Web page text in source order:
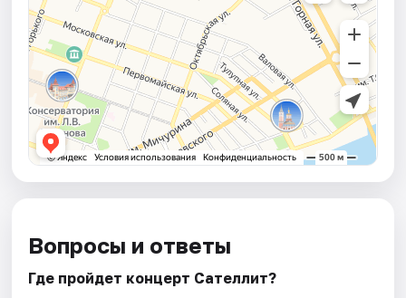
Вопросы и ответы
Где пройдет концерт Сателлит?